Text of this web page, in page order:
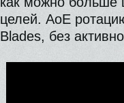
целей. АоЕ
Blades, без